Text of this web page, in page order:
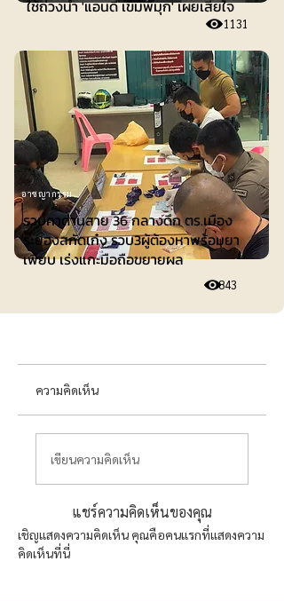
ใช้ถ่วงน้ำ 'แอนดี้ เข็มพิมุก' เผยเสียใจ
1131
อาชญากรรม
รวบคาด่านสาย 36 กลางดึก ตร.เมือง
ระยองสกัดเก๋ง รวบ3ผู้ต้องหาพร้อมยา
เพียบ เร่งแกะมือถือขยายผล
843
ความคิดเห็น
เขียนความคิดเห็น
แชร์ความคิดเห็นของคุณ
เชิญแสดงความคิดเห็น คุณคือคนแรกที่แสดงความ
คิดเห็นที่นี่